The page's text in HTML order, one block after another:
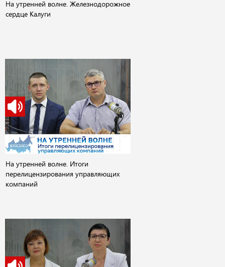
На утренней волне. Железнодорожное
сердце Калуги
На утренней волне. Итоги
перелицензирования управляющих
компаний